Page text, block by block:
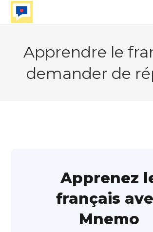
Skip
Apprendre le
demander de
Apprenez
français
Mnemo